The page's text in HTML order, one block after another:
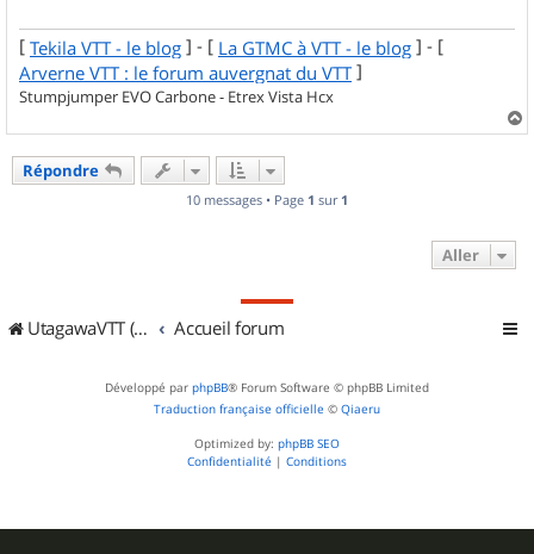
[ Tekila VTT - le blog ] - [ La GTMC à VTT - le blog ] - [
Arverne VTT : le forum auvergnat du VTT ]
Stumpjumper EVO Carbone - Etrex Vista Hcx
a
Répondre
10 messages • Page 1 sur 1
Aller
UtagawaVTT (Randos VTT et VTTAE avec traces GPS) Accueil forum
Développé par phpBB® Forum Software © phpBB Limited
Traduction française officielle © Qiaeru
Optimized by: phpBB SEO
Confidentialité | Conditions